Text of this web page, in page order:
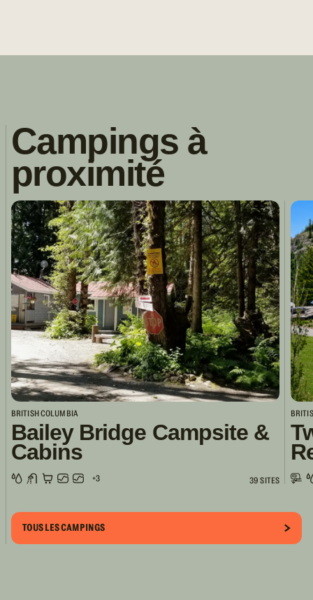
Campings à
proximité
BRITISH COLUMBIA
Bailey Bridge Campsite &
Cabins
+3 39 SITES
TOUS LES CAMPINGS